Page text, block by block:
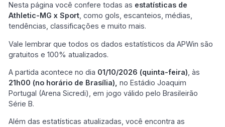
Nesta página você confere todas as estatísticas de
Athletic-MG x Sport , como gols, escanteios, médias,
tendências, classificações e muito mais.
Vale lembrar que todos os dados estatísticos da APWin são
gratuitos e 100% atualizados.
A partida acontece no dia 01/10/2026 (quinta-feira) , às
21h00 (no horário de Brasília),no Estádio Joaquim
Portugal (Arena Sicredi), em jogo válido pelo Brasileirão
Série B.
Além das estatísticas atualizadas, você encontra as